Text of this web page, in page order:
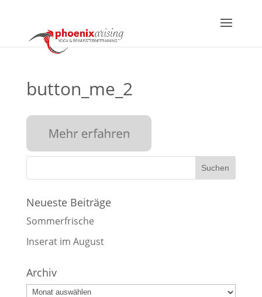
button_me_2
Neueste Beiträge
Sommerfrische
Inserat im August
Archiv
Archiv